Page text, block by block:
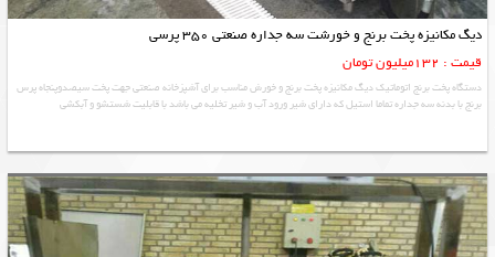
دیگ مکانیزه پخت برنج و خورشت سه جداره صنعتی 350 پرسی
قیمت : 132میلیون تومان
دستگاه پخت برنج اتوماتیک دیگ مکانیزه پخت برنج و خورش مناسب برای آشپزخانه صنعتی جهت پخت سیصدوپنجاه پرس
برنج با بدنه سه جداره تماما استیل که دارای شیر ورود آب و شیر تخلیه می باشد با قابلیت شستشو و آبکشی